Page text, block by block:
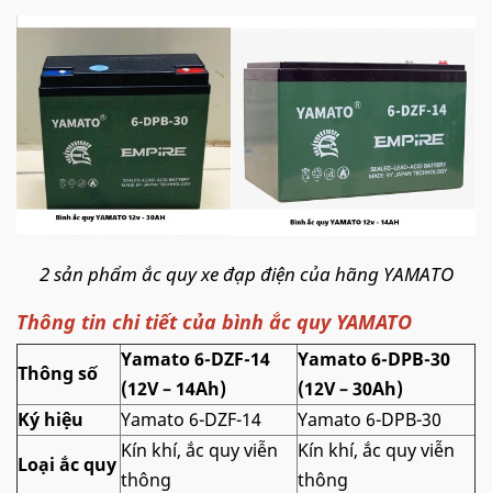
2 sản phẩm ắc quy xe đạp điện của hãng YAMATO
Thông tin chi tiết của bình ắc quy YAMATO
Thông số
Yamato 6-DZF-14
(12V – 14Ah)
Yamato 6-DPB-30
(12V – 30Ah)
Ký hiệu
Yamato 6-DZF-14
Yamato 6-DPB-30
Loại ắc quy
Kín khí, ắc quy viễn
thông
Kín khí, ắc quy viễn
thông